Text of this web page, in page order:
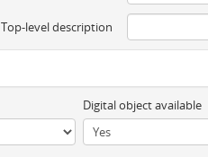
Top-level description
Digital object available